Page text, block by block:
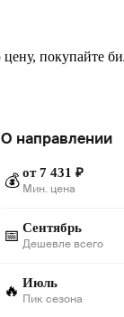
покупайте
О направлении
💰 от 7 431 ₽
Мин. цена
📅 Сентябрь
Дешевле всего
🔥 Июль
Пик сезона